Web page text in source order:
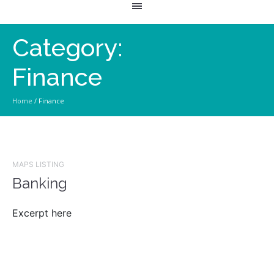
Category:
Finance
Home / Finance
MAPS LISTING
Banking
Excerpt here